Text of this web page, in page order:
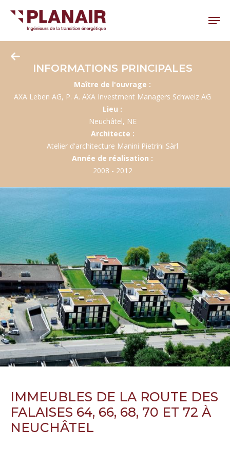
content
Menu
INFORMATIONS PRINCIPALES
Maître de l'ouvrage :
AXA Leben AG, P. A. AXA Investment Managers Schweiz AG
Lieu :
Neuchâtel, NE
Architecte :
Atelier d'architecture Manini Pietrini Sàrl
Année de réalisation :
2008 - 2012
IMMEUBLES DE LA ROUTE DES
FALAISES 64, 66, 68, 70 ET 72 À
NEUCHÂTEL
Menu